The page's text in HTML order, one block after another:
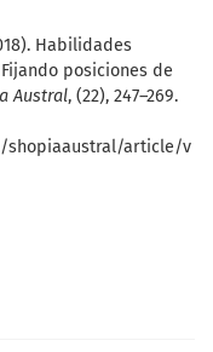
Habilidades
posiciones de
Austral, (22), 247–269.
shopiaaustral/article/v